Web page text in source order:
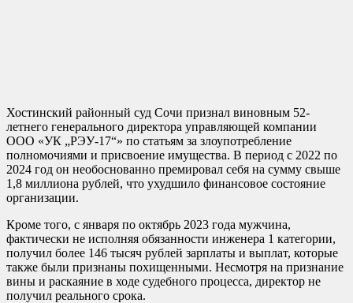
Хостинский районный суд Сочи признал виновным 52-
летнего генерального директора управляющей компании
ООО «УК „РЭУ-17“» по статьям за злоупотребление
полномочиями и присвоение имущества. В период с 2022 по
2024 год он необоснованно премировал себя на сумму свыше
1,8 миллиона рублей, что ухудшило финансовое состояние
организации.
Кроме того, с января по октябрь 2023 года мужчина,
фактически не исполняя обязанности инженера 1 категории,
получил более 146 тысяч рублей зарплаты и выплат, которые
также были признаны похищенными. Несмотря на признание
вины и раскаяние в ходе судебного процесса, директор не
получил реального срока.